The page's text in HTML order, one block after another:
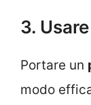
3.
Portare un
modo